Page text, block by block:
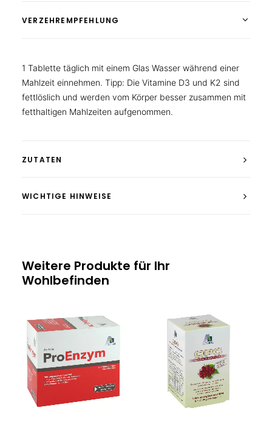
VERZEHREMPFEHLUNG
1 Tablette täglich mit einem Glas Wasser während einer
Mahlzeit einnehmen. Tipp: Die Vitamine D3 und K2 sind
fettlöslich und werden vom Körper besser zusammen mit
fetthaltigen Mahlzeiten aufgenommen.
ZUTATEN
WICHTIGE HINWEISE
Weitere Produkte für Ihr
Wohlbefinden